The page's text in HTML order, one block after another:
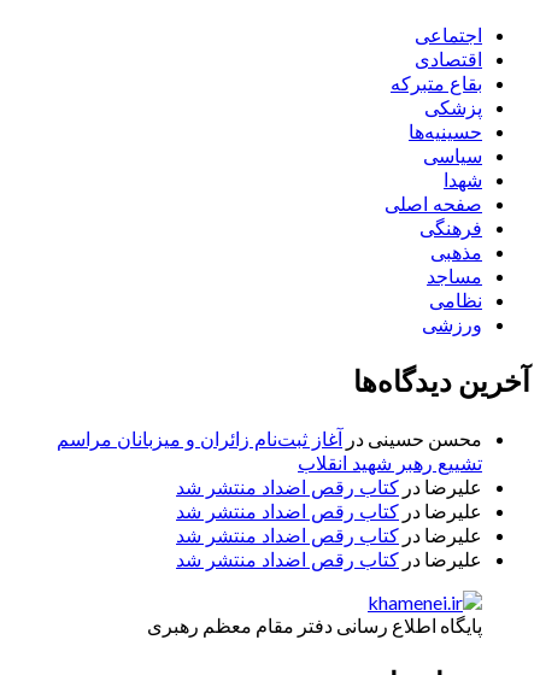
اجتماعی
اقتصادی
بقاع متبرکه
پزشکی
حسینیه‌ها
سیاسی
شهدا
صفحه اصلی
فرهنگی
مذهبی
مساجد
نظامی
ورزشی
آخرین دیدگاه‌ها
محسن حسینی در آغاز ثبت‌نام زائران و میزبانان مراسم
تشییع رهبر شهید انقلاب
علیرضا در کتاب رقص اضداد منتشر شد
علیرضا در کتاب رقص اضداد منتشر شد
علیرضا در کتاب رقص اضداد منتشر شد
علیرضا در کتاب رقص اضداد منتشر شد
پایگاه اطلاع رسانی دفتر مقام معظم رهبری